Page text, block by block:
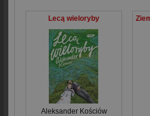
Lecą wieloryby
Aleksander Kościów